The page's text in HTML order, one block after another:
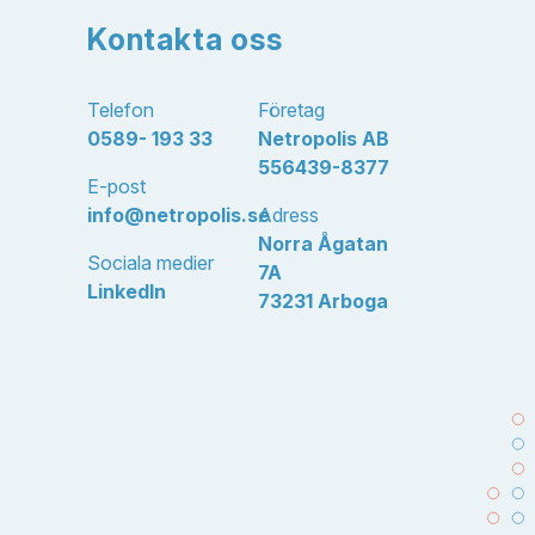
Kontakta oss
Telefon
0589- 193 33
E-post
info@netropolis.se
Sociala medier
LinkedIn
Företag
Netropolis AB
556439-8377
Adress
Norra Ågatan
7A
73231 Arboga